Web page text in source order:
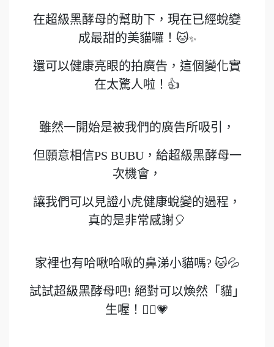
在超級黑酵母的幫助下，現在已經蛻變
成最甜的美貓囉！🐱✨
還可以健康亮眼的拍廣告，這個變化實
在太驚人啦！👍
雖然一開始是被我們的廣告所吸引，
但願意相信PS BUBU，給超級黑酵母一
次機會，
讓我們可以見證小虎健康蛻變的過程，
真的是非常感謝🎈
家裡也有哈啾哈啾的鼻涕小貓嗎? 🐱💦
試試超級黑酵母吧! 絕對可以煥然「貓」
生喔！💁‍♀️💗